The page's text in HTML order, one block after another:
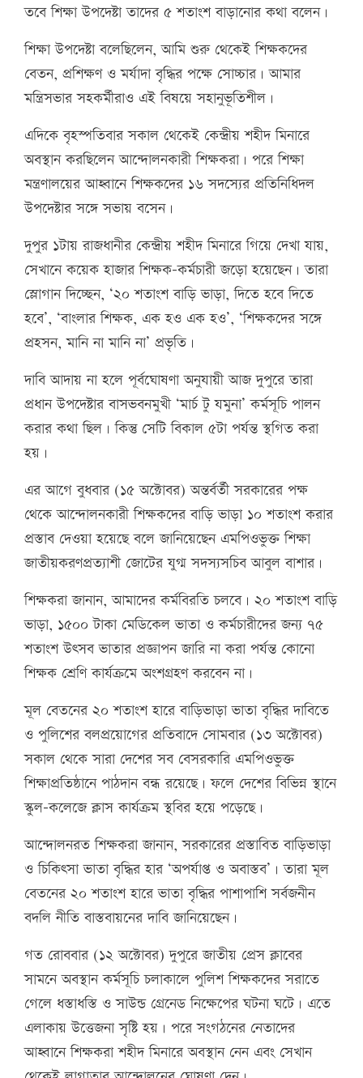
তবে শিক্ষা উপদেষ্টা তাদের ৫ শতাংশ বাড়ানোর কথা বলেন।
শিক্ষা উপদেষ্টা বলেছিলেন, আমি শুরু থেকেই শিক্ষকদের
বেতন, প্রশিক্ষণ ও মর্যাদা বৃদ্ধির পক্ষে সোচ্চার। আমার
মন্ত্রিসভার সহকর্মীরাও এই বিষয়ে সহানুভূতিশীল।
এদিকে বৃহস্পতিবার সকাল থেকেই কেন্দ্রীয় শহীদ মিনারে
অবস্থান করছিলেন আন্দোলনকারী শিক্ষকরা। পরে শিক্ষা
মন্ত্রণালয়ের আহ্বানে শিক্ষকদের ১৬ সদস্যের প্রতিনিধিদল
উপদেষ্টার সঙ্গে সভায় বসেন।
দুপুর ১টায় রাজধানীর কেন্দ্রীয় শহীদ মিনারে গিয়ে দেখা যায়,
সেখানে কয়েক হাজার শিক্ষক-কর্মচারী জড়ো হয়েছেন। তারা
স্লোগান দিচ্ছেন, ‘২০ শতাংশ বাড়ি ভাড়া, দিতে হবে দিতে
হবে’, ‘বাংলার শিক্ষক, এক হও এক হও’, ‘শিক্ষকদের সঙ্গে
প্রহসন, মানি না মানি না’ প্রভৃতি।
দাবি আদায় না হলে পূর্বঘোষণা অনুযায়ী আজ দুপুরে তারা
প্রধান উপদেষ্টার বাসভবনমুখী ‘মার্চ টু যমুনা’ কর্মসূচি পালন
করার কথা ছিল। কিন্তু সেটি বিকাল ৫টা পর্যন্ত স্থগিত করা
হয়।
এর আগে বুধবার (১৫ অক্টোবর) অন্তর্বর্তী সরকারের পক্ষ
থেকে আন্দোলনকারী শিক্ষকদের বাড়ি ভাড়া ১০ শতাংশ করার
প্রস্তাব দেওয়া হয়েছে বলে জানিয়েছেন এমপিওভুক্ত শিক্ষা
জাতীয়করণপ্রত্যাশী জোটের যুগ্ম সদস্যসচিব আবুল বাশার।
শিক্ষকরা জানান, আমাদের কর্মবিরতি চলবে। ২০ শতাংশ বাড়ি
ভাড়া, ১৫০০ টাকা মেডিকেল ভাতা ও কর্মচারীদের জন্য ৭৫
শতাংশ উৎসব ভাতার প্রজ্ঞাপন জারি না করা পর্যন্ত কোনো
শিক্ষক শ্রেণি কার্যক্রমে অংশগ্রহণ করবেন না।
মূল বেতনের ২০ শতাংশ হারে বাড়িভাড়া ভাতা বৃদ্ধির দাবিতে
ও পুলিশের বলপ্রয়োগের প্রতিবাদে সোমবার (১৩ অক্টোবর)
সকাল থেকে সারা দেশের সব বেসরকারি এমপিওভুক্ত
শিক্ষাপ্রতিষ্ঠানে পাঠদান বন্ধ রয়েছে। ফলে দেশের বিভিন্ন স্থানে
স্কুল–কলেজে ক্লাস কার্যক্রম স্থবির হয়ে পড়েছে।
আন্দোলনরত শিক্ষকরা জানান, সরকারের প্রস্তাবিত বাড়িভাড়া
ও চিকিৎসা ভাতা বৃদ্ধির হার ‘অপর্যাপ্ত ও অবাস্তব’। তারা মূল
বেতনের ২০ শতাংশ হারে ভাতা বৃদ্ধির পাশাপাশি সর্বজনীন
বদলি নীতি বাস্তবায়নের দাবি জানিয়েছেন।
গত রোববার (১২ অক্টোবর) দুপুরে জাতীয় প্রেস ক্লাবের
সামনে অবস্থান কর্মসূচি চলাকালে পুলিশ শিক্ষকদের সরাতে
গেলে ধস্তাধস্তি ও সাউন্ড গ্রেনেড নিক্ষেপের ঘটনা ঘটে। এতে
এলাকায় উত্তেজনা সৃষ্টি হয়। পরে সংগঠনের নেতাদের
আহ্বানে শিক্ষকরা শহীদ মিনারে অবস্থান নেন এবং সেখান